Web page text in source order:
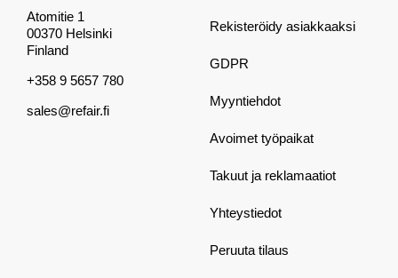
Atomitie 1
00370 Helsinki
Finland
+358 9 5657 780
sales@refair.fi
Rekisteröidy asiakkaaksi
GDPR
Myyntiehdot
Avoimet työpaikat
Takuut ja reklamaatiot
Yhteystiedot
Peruuta tilaus